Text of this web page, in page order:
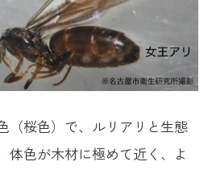
（桜色）で、ルリアリと生態
体色が木材に極めて近く、よ